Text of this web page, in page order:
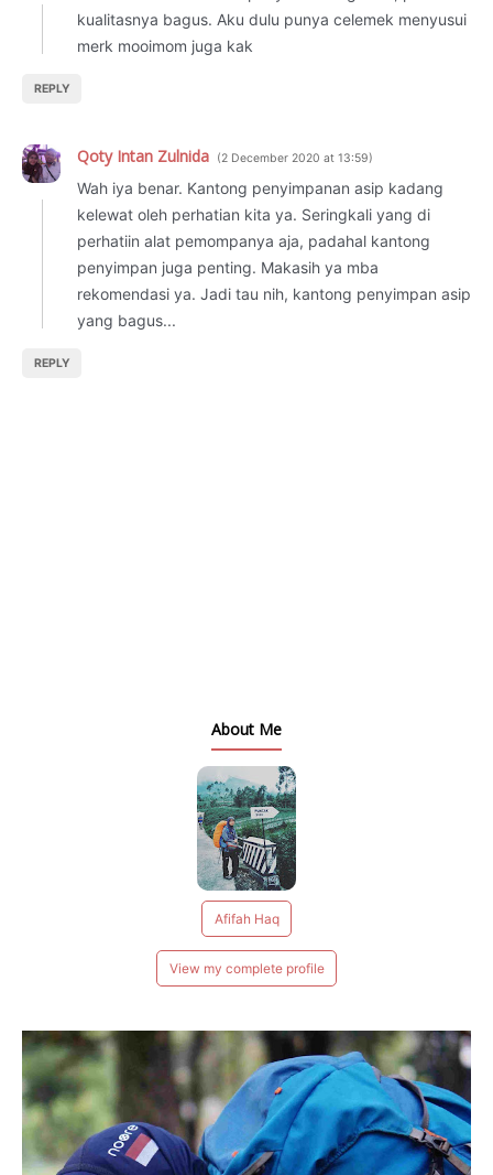
kualitasnya bagus. Aku dulu punya celemek menyusui
merk mooimom juga kak
REPLY
Qoty Intan Zulnida 2 December 2020 at 13:59
Wah iya benar. Kantong penyimpanan asip kadang
kelewat oleh perhatian kita ya. Seringkali yang di
perhatiin alat pemompanya aja, padahal kantong
penyimpan juga penting. Makasih ya mba
rekomendasi ya. Jadi tau nih, kantong penyimpan asip
yang bagus...
REPLY
About Me
Afifah Haq
View my complete profile